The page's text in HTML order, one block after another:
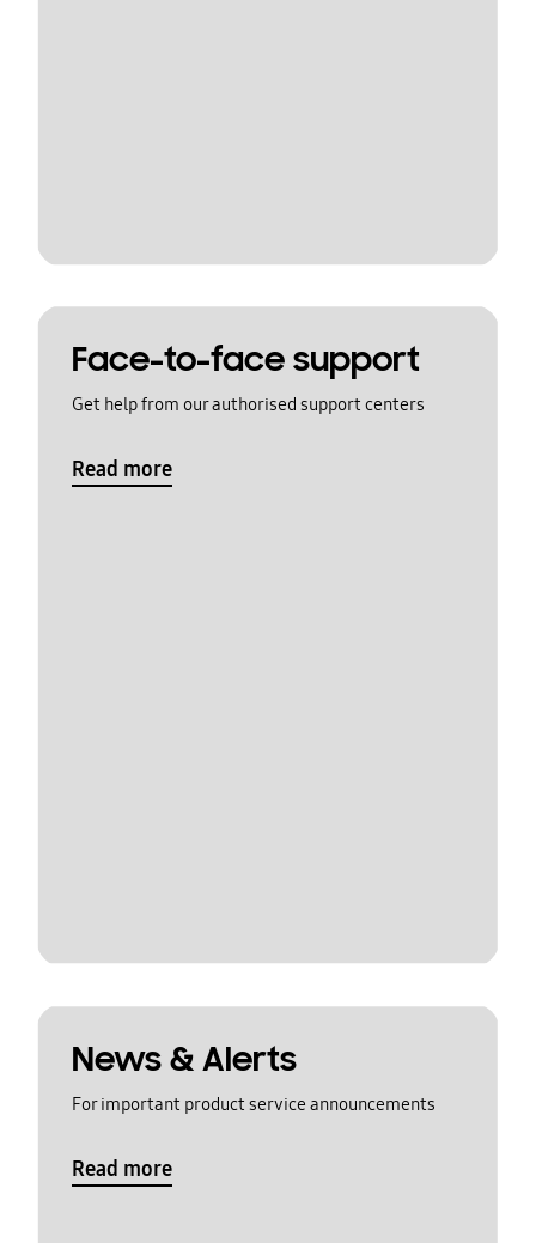
Face-to-face support
Get help from our authorised support centers
Read more
News & Alerts
For important product service announcements
Read more